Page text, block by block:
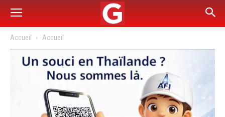
Accueil Accueil